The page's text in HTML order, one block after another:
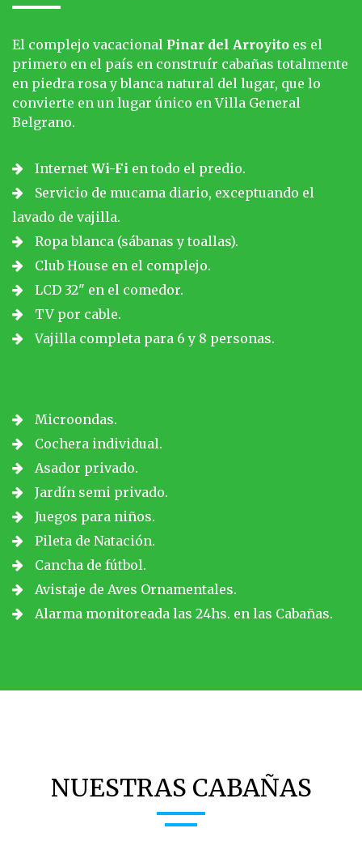
El complejo vacacional Pinar del Arroyito es el
primero en el país en construír cabañas totalmente
en piedra rosa y blanca natural del lugar, que lo
convierte en un lugar único en Villa General
Belgrano.
Internet Wi-Fi en todo el predio.
Servicio de mucama diario, exceptuando el
lavado de vajilla.
Ropa blanca (sábanas y toallas).
Club House en el complejo.
LCD 32" en el comedor.
TV por cable.
Vajilla completa para 6 y 8 personas.
Microondas.
Cochera individual.
Asador privado.
Jardín semi privado.
Juegos para niños.
Pileta de Natación.
Cancha de fútbol.
Avistaje de Aves Ornamentales.
Alarma monitoreada las 24hs. en las Cabañas.
NUESTRAS CABAÑAS